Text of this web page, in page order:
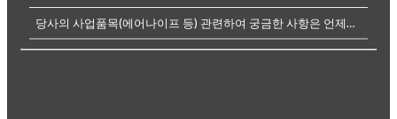
당사의 사업품목(에어나이프 등) 관련하여 궁금한 사항은 언제든전화나, 메...